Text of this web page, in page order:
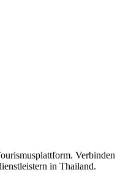
Verbinden
in Thailand.